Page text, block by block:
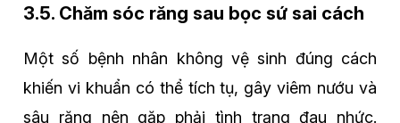
3.5. Chăm sóc răng sau bọc sứ sai cách
Một số bệnh nhân không vệ sinh đúng cách
khiến vi khuẩn có thể tích tụ, gây viêm nướu và
sâu răng nên gặp phải tình trạng đau nhức.